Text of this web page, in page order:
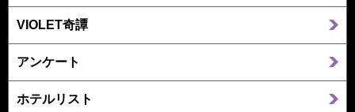
VIOLET奇譚
アンケート
ホテルリスト